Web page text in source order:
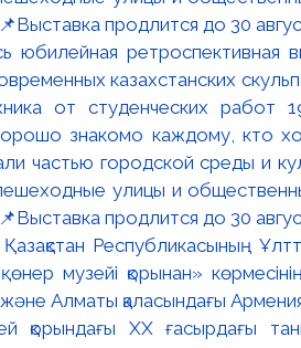
юбилейная
казахстанских
от студенческих работ
знакомо каждому, кто
частью городской среды и
улицы и
продлится до 30